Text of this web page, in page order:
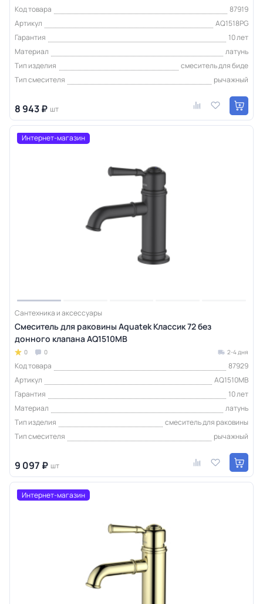
Код товара
87919
Артикул
AQ1518PG
Гарантия
10 лет
Материал
латунь
Тип изделия
смеситель для биде
Тип смесителя
рычажный
8 943 ₽ шт
Интернет-магазин
Сантехника и аксессуары
Смеситель для раковины Aquatek Классик 72 без
донного клапана AQ1510MB
0 0 2-4 дня
Код товара
87929
Артикул
AQ1510MB
Гарантия
10 лет
Материал
латунь
Тип изделия
смеситель для раковины
Тип смесителя
рычажный
9 097 ₽ шт
Интернет-магазин